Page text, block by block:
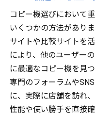
コピー機選びにおいて
いくつかの方法があり
サイトや比較サイトを
により、他のユーザー
に最適なコピー機を見
専門のフォーラムや
に、実際に店舗を訪れ
性能や使い勝手を直接